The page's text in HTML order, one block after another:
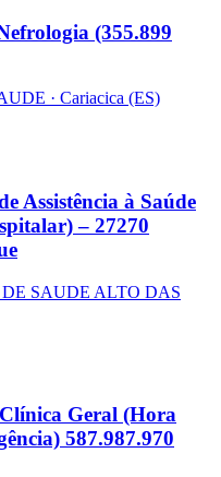
(355.899
· Cariacica (ES)
Assistência à Saúde
– 27270
SAUDE ALTO DAS
Geral (Hora
587.987.970